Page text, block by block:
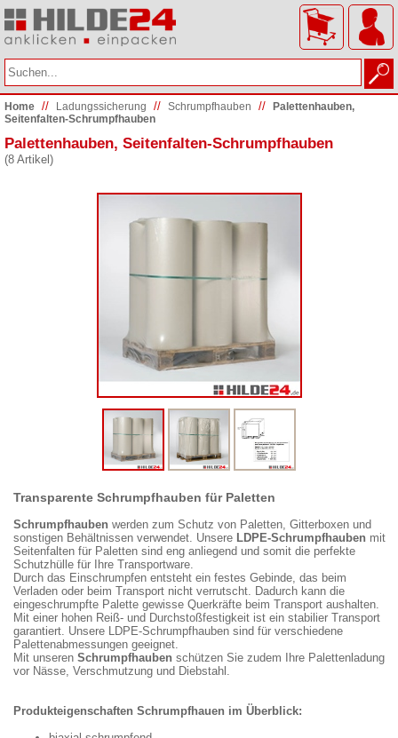
Home // Ladungs­sicherung // Schrumpfhauben //
Palettenhauben,
Seitenfalten-Schrumpfhauben
Palettenhauben, Seitenfalten-Schrumpfhauben
(8 Artikel)
Transparente Schrumpfhauben für Paletten
Schrumpfhauben werden zum Schutz von Paletten, Gitterboxen und
sonstigen Behältnissen verwendet. Unsere LDPE-Schrumpfhauben mit
Seitenfalten für Paletten sind eng anliegend und somit die perfekte
Schutzhülle für Ihre Transportware.
Durch das Einschrumpfen entsteht ein festes Gebinde, das beim
Verladen oder beim Transport nicht verrutscht. Dadurch kann die
eingeschrumpfte Palette gewisse Querkräfte beim Transport aushalten.
Mit einer hohen Reiß- und Durchstoßfestigkeit ist ein stabilier Transport
garantiert. Unsere LDPE-Schrumpfhauben sind für verschiedene
Palettenabmessungen geeignet.
Mit unseren Schrumpfhauben schützen Sie zudem Ihre Palettenladung
vor Nässe, Verschmutzung und Diebstahl.
Produkteigenschaften Schrumpfhauen im Überblick: